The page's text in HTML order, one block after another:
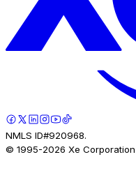
NMLS ID#920968.
© 1995-2026 Xe